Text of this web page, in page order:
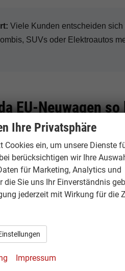
Viele Kunden entscheiden
SUVs oder Elektroautos
EU-Neuwagen
Ausstattung
sind bei
deutliche
deutschen
Sehr
Skoda
Platz,
Ihre Privatsphäre
Cookies ein, um unsere Dienste
berücksichtigen wir Ihre
für Marketing, Analytics und
die Sie uns Ihr Einverständnis
jederzeit mit Wirkung für die
Impressum